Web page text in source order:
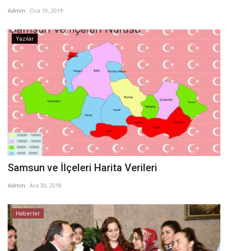
Admin Oca 19, 2019
Yazılar
Samsun ve İlçeleri Harita Verileri
Admin Ara 30, 2018
Haberler